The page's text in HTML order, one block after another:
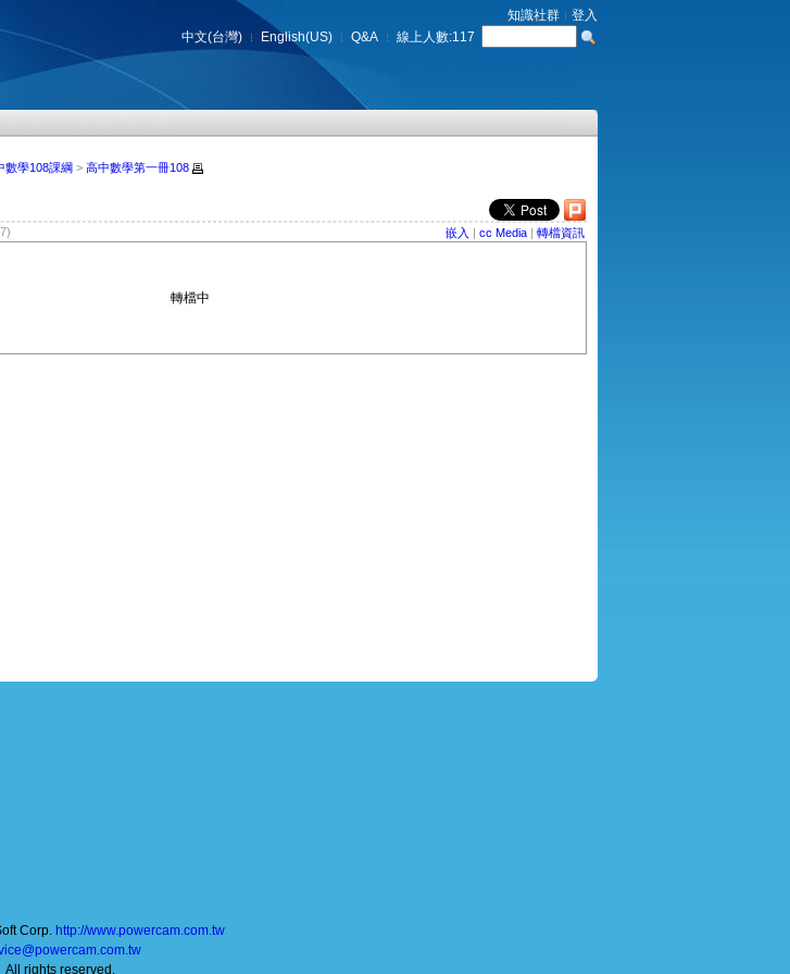
知識社群
登入
中文(台灣)
English(US) Q&A 線上人數:117
數學108課綱 > 高中數學第一冊108
嵌入 | cc Media | 轉檔資訊
轉檔中
Corp. http://www.powercam.com.tw
All rights reserved.